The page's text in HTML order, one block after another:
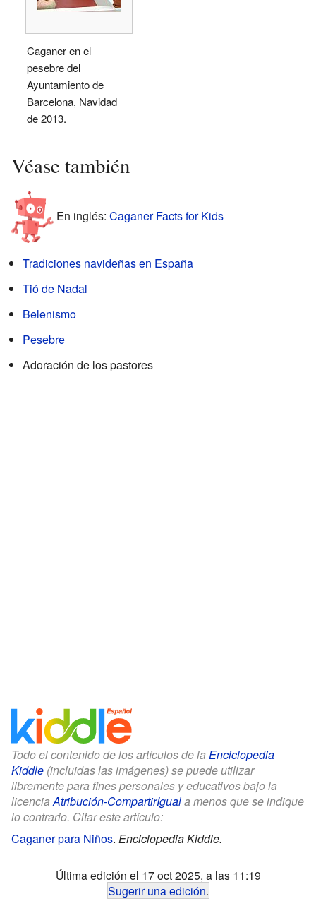
Caganer en el
pesebre del
Ayuntamiento de
Barcelona, Navidad
de 2013.
Véase también
En inglés: Caganer Facts for Kids
Tradiciones navideñas en España
Tió de Nadal
Belenismo
Pesebre
Adoración de los pastores
Todo el contenido de los artículos de la Enciclopedia
Kiddle (incluidas las imágenes) se puede utilizar
libremente para fines personales y educativos bajo la
licenciaAtribución-CompartirIguala menos que se indique
lo contrario. Citar este artículo:
Caganer para Niños. Enciclopedia Kiddle.
Última edición el 17 oct 2025, a las 11:19
Sugerir una edición.